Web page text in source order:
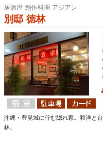
居酒屋 創作料理 アジアン
別邸 徳林
沖縄・豊見城に佇む隠れ家。和洋と
林」